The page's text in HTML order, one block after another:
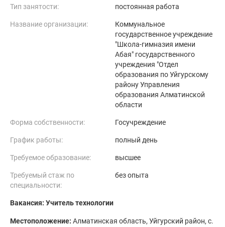
Тип занятости: постоянная работа
Название организации:
Коммунальное
государственное учреждение
"Школа-гимназия имени
Абая" государственного
учреждения "Отдел
образования по Уйгурскому
району Управления
образования Алматинской
области
Форма собственности: Госучреждение
График работы: полный день
Требуемое образование: высшее
Требуемый стаж по
специальности:
без опыта
Вакансия: Учитель технологии
Местоположение: Алматинская область, Уйгурский район, с.